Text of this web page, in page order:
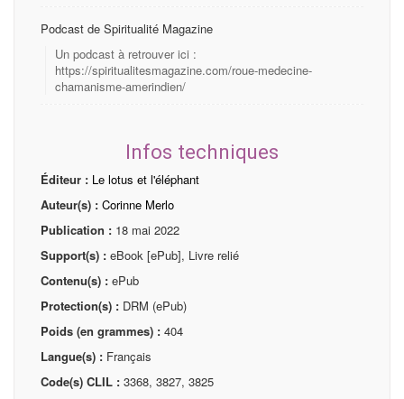
Podcast de Spiritualité Magazine
Un podcast à retrouver ici :
https://spiritualitesmagazine.com/roue-medecine-
chamanisme-amerindien/
Infos techniques
Éditeur : Le lotus et l'éléphant
Auteur(s) : Corinne Merlo
Publication : 18 mai 2022
Support(s) : eBook [ePub], Livre relié
Contenu(s) : ePub
Protection(s) : DRM (ePub)
Poids (en grammes) : 404
Langue(s) : Français
Code(s) CLIL : 3368, 3827, 3825